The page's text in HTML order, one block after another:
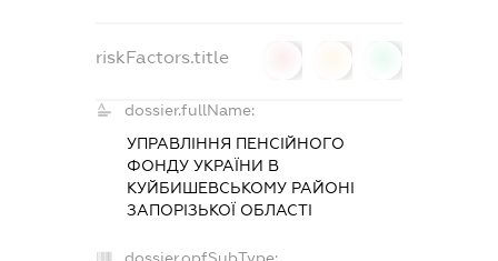
riskFactors.title
dossier.fullName:
УПРАВЛІННЯ ПЕНСІЙНОГО
ФОНДУ УКРАЇНИ В
КУЙБИШЕВСЬКОМУ РАЙОНІ
ЗАПОРІЗЬКОЇ ОБЛАСТІ